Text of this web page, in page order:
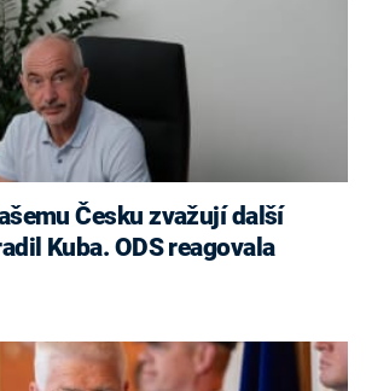
Kuba. ODS reagovala